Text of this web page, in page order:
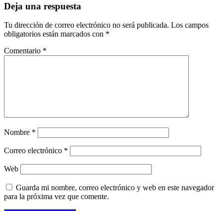
Deja una respuesta
Tu dirección de correo electrónico no será publicada. Los campos
obligatorios están marcados con *
Comentario *
Nombre *
Correo electrónico *
Web
Guarda mi nombre, correo electrónico y web en este navegador
para la próxima vez que comente.